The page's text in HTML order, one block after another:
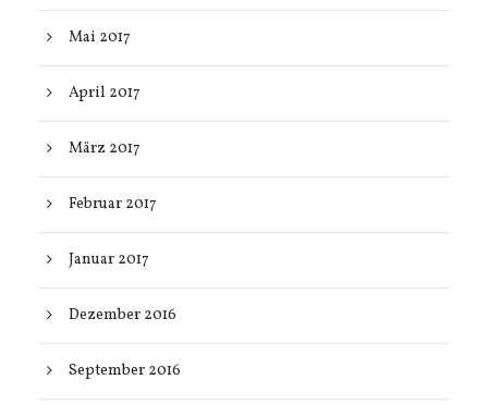
Mai 2017
April 2017
März 2017
Februar 2017
Januar 2017
Dezember 2016
September 2016